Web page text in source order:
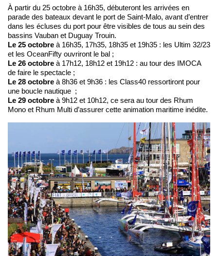
À partir du 25 octobre à 16h35, débuteront les arrivées en
parade des bateaux devant le port de Saint-Malo, avant d’entrer
dans les écluses du port pour être visibles de tous au sein des
bassins Vauban et Duguay Trouin.
Le 25 octobre à 16h35, 17h35, 18h35 et 19h35 : les Ultim 32/23
et les OceanFifty ouvriront le bal ;
Le 26 octobre à 17h12, 18h12 et 19h12 : au tour des IMOCA
de faire le spectacle ;
Le 28 octobre à 8h36 et 9h36 : les Class40 ressortiront pour
une boucle nautique ;
Le 29 octobre à 9h12 et 10h12, ce sera au tour des Rhum
Mono et Rhum Multi d’assurer cette animation maritime inédite.